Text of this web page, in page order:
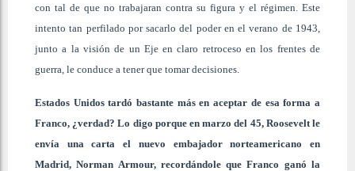
con tal de que no trabajaran contra su figura y el régimen. Este
intento tan perfilado por sacarlo del poder en el verano de 1943,
junto a la visión de un Eje en claro retroceso en los frentes de
guerra, le conduce a tener que tomar decisiones.
Estados Unidos tardó bastante más en aceptar de esa forma a
Franco, ¿verdad? Lo digo porque en marzo del 45, Roosevelt le
envía una carta el nuevo embajador norteamericano en
Madrid, Norman Armour, recordándole que Franco ganó la